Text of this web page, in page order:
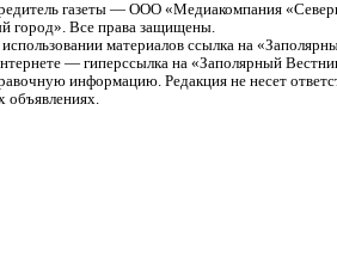
газеты — ООО «Медиакомпания
город». Все права защищены.
материалов ссылка на
— гиперссылка на «Заполярный
информацию. Редакция не несет
объявлениях.